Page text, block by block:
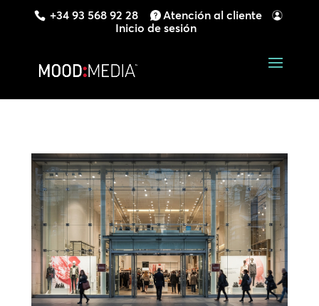
+34 93 568 92 28
Atención al cliente
Inicio de sesión